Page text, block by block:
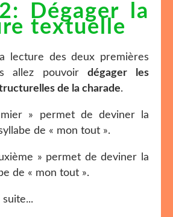
Dégager la
textuelle
lecture des deux premières
allez pouvoirdégager les
de la charade.
» permet de deviner la
de « mon tout ».
» permet de deviner la
de « mon tout ».